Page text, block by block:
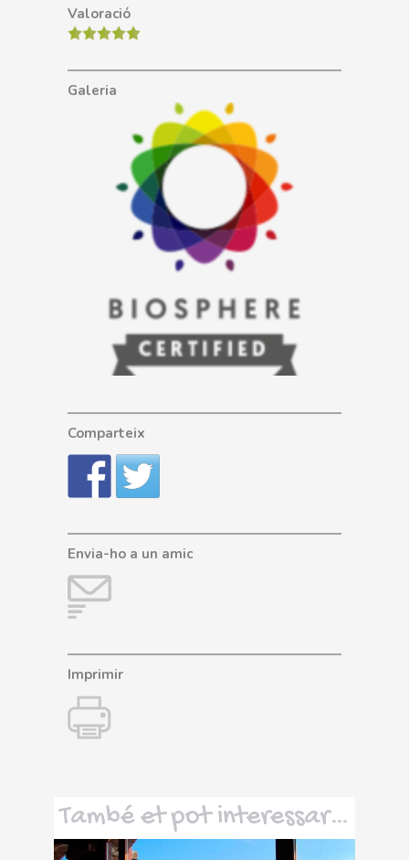
Valoració
Galeria
Comparteix
Envia-ho a un amic
Imprimir
També et pot interessar…